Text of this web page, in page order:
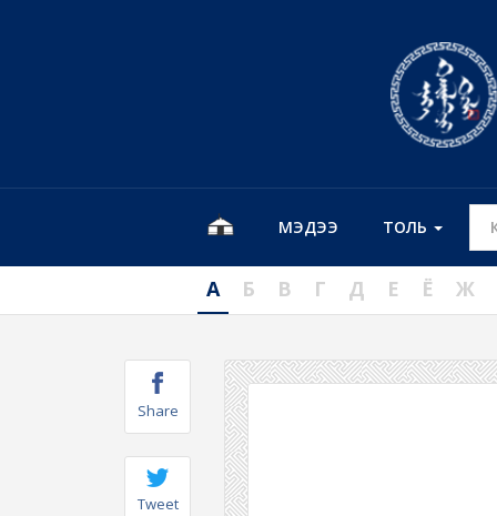
МЭДЭЭ ТОЛЬ
А Б В Г Д Е Ё Ж
Share
Tweet